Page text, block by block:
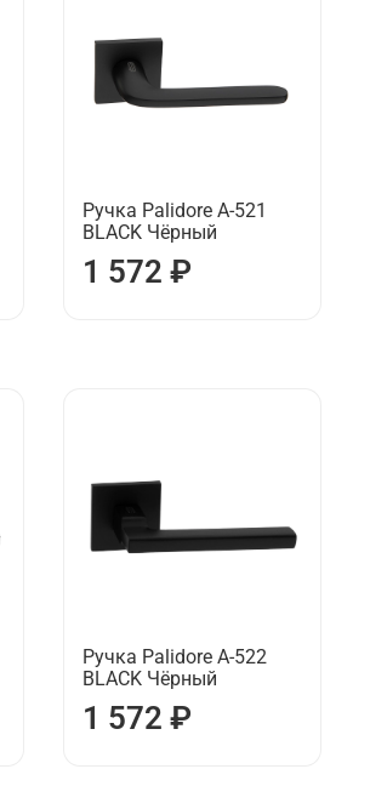
Ручка Palidore А-521
BLACK Чёрный
1 572 ₽
Ручка Palidore А-522
BLACK Чёрный
1 572 ₽